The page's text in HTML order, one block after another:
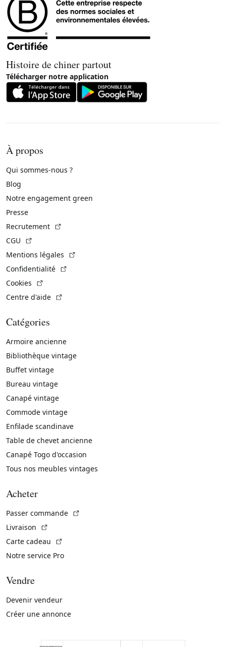
Histoire de chiner partout
Télécharger notre application
À propos
Qui sommes-nous ?
Blog
Notre engagement green
Presse
Recrutement
CGU
Mentions légales
Confidentialité
Cookies
Centre d'aide
Catégories
Armoire ancienne
Bibliothèque vintage
Buffet vintage
Bureau vintage
Canapé vintage
Commode vintage
Enfilade scandinave
Table de chevet ancienne
Canapé Togo d'occasion
Tous nos meubles vintages
Acheter
Passer commande
Livraison
Carte cadeau
Notre service Pro
Vendre
Devenir vendeur
Créer une annonce